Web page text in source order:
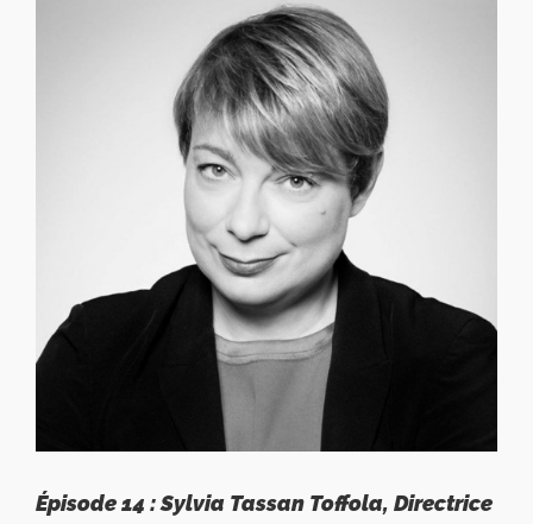
Épisode 14 : Sylvia Tassan Toffola, Directrice